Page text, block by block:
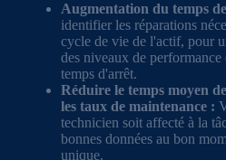
Augmentation du temps
identifier les réparations
cycle de vie de l'actif, pour
des niveaux de
temps d'arrêt.
Réduire le temps moyen
les taux de maintenance :
technicien soit affecté à la
bonnes données au bon
unique.